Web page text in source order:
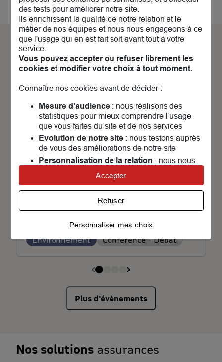
Découvrez nosactualités &
évènements
Arbres remarquables, de la
biologie aux traditions
Environnement Conférence - Débat
Plus d'évènements
Nos solutions assurances
des tests pour améliorer notre site.
Ils enrichissent la qualité de notre relation et le
métier de nos équipes et nous nous engageons à ce
que l'usage qui en est fait soit avant tout à votre
service.
Vous pouvez accepter ou refuser librement les
cookies et modifier votre choix à tout moment.
Connaître nos cookies avant de décider :
Mesure d’audience: nous réalisons des
statistiques pour mieux comprendre l’usage
que vous faites du site et de nos services
Evolution de notre site: nous testons auprès
de vous des améliorations de notre site
Personnalisation de la relation : nous nous
et personnaliser nos offres
Univers publicitaire: nous utilisons avec nos
partenaires des cookies pour afficher des
publicités personnalisées
Connaître notre politique cookies et la liste de nos
partenaires
Personnaliser mes choix
Refuser
Accepter